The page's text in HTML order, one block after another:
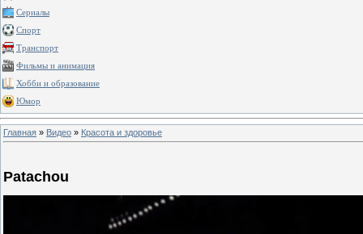
Сериалы
Спорт
Транспорт
Фильмы и анимация
Хобби и образование
Юмор
Главная » Видео » Красота и здоровье
Patachou